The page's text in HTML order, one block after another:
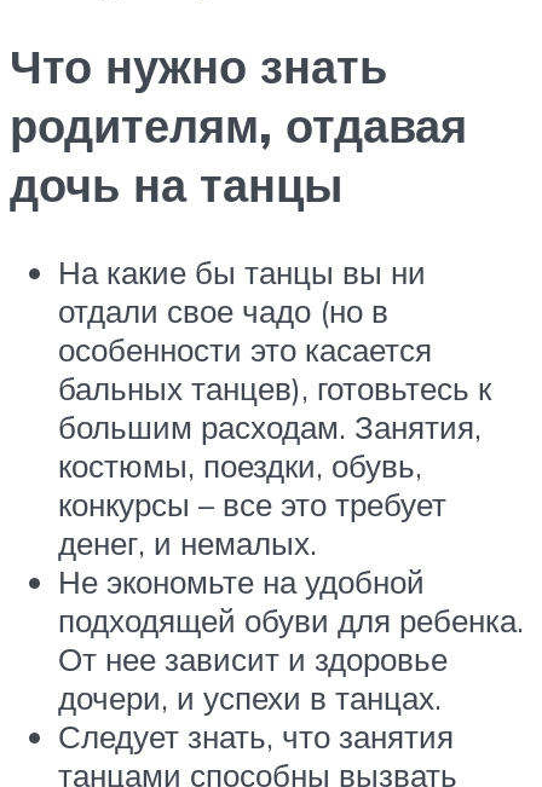
Что нужно знать
родителям, отдавая
дочь на танцы
На какие бы танцы вы ни
отдали свое чадо (но в
особенности это касается
бальных танцев), готовьтесь к
большим расходам. Занятия,
костюмы, поездки, обувь,
конкурсы – все это требует
денег, и немалых.
Не экономьте на удобной
подходящей обуви для ребенка.
От нее зависит и здоровье
дочери, и успехи в танцах.
Следует знать, что занятия
танцами способны вызвать